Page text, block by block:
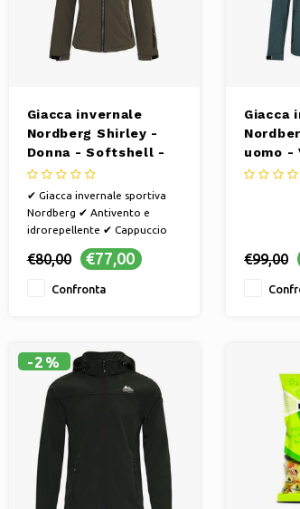
Giacca invernale
Nordberg Shirley -
Donna - Softshell -
Esercito
✔ Giacca invernale sportiva
Nordberg ✔ Antivento e
idrorepellente ✔ Cappuccio
staccabile e tasche con
cerniera ✔ Comoda per
l'autunno
€80,00 €77,00
Confronta
Giacca
uomo -
€99,00
-2%